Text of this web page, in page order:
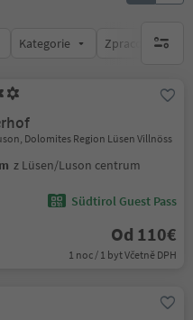
Kategorie Zpracovávábrak
Dolomites Region Lüsen Villnöss
z Lüsen/Luson centrum
Südtirol Guest Pass
Od 110€
1 noc / 1 byt Včetně DPH